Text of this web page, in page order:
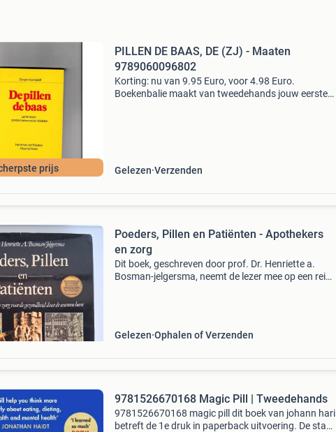
prijs
PILLEN DE BAAS, DE (ZJ) - Maaten
9789060096802
Korting: nu van 9.95 Euro, voor 4.98 Euro.
Boekenbalie maakt van tweedehands jouw eerste
Gelezen Verzenden
Poeders, Pillen en Patiënten - Apothekers
en zorg
Dit boek, geschreven door prof. Dr. Henriette a.
Bosman-jelgersma, neemt de lezer mee op een reis
Gelezen Ophalen of Verzenden
9781526670168 Magic Pill | Tweedehands
9781526670168 magic pill dit boek van johann hari
betreft de 1e druk in paperback uitvoering. De staat